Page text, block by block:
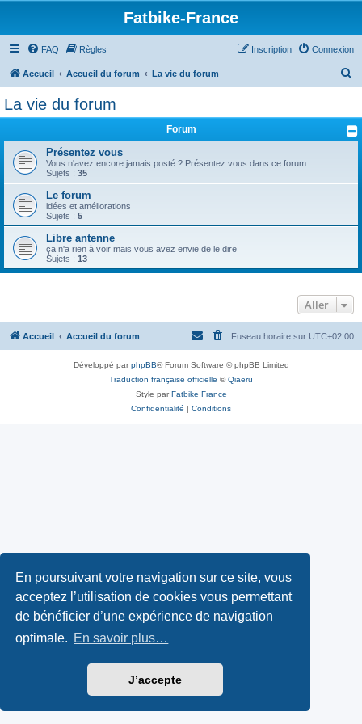
En poursuivant votre navigation sur ce site, vous
acceptez l’utilisation de cookies vous permettant
de bénéficier d’une expérience de navigation
optimale. En savoir plus…
J’accepte
Fatbike-France
FAQ Règles Connexion
Inscription
Accueil Accueil du forum La vie du forum
h
e
La vie du forum
Forum
Présentez vous
Vous n'avez encore jamais posté ? Présentez vous dans ce forum.
Sujets : 35
Le forum
idées et améliorations
Sujets : 5
Libre antenne
ça n'a rien à voir mais vous avez envie de le dire
Sujets : 13
Aller
Accueil Accueil du forum Fuseau horaire sur UTC+02:00
Développé parphpBB® Forum Software © phpBB Limited
Traduction française officielle ©Qiaeru
Style parFatbike France
Confidentialité | Conditions